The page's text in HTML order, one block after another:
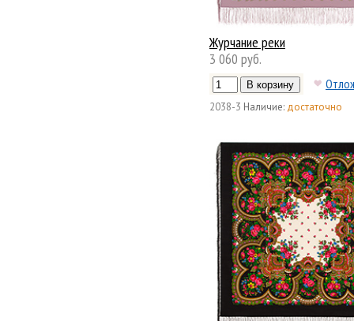
Журчание реки
3 060 руб.
2038-3 Наличие: достаточно